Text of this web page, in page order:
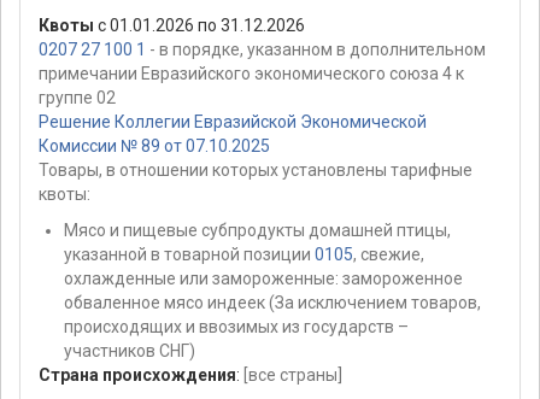
Квоты с 01.01.2026 по 31.12.2026
0207 27 100 1 - в порядке, указанном в дополнительном
примечании Евразийского экономического союза 4 к
группе 02
Решение Коллегии Евразийской Экономической
Комиссии № 89 от 07.10.2025
Товары, в отношении которых установлены тарифные
квоты:
Мясо и пищевые субпродукты домашней птицы,
указанной в товарной позиции 0105, свежие,
охлажденные или замороженные: замороженное
обваленное мясо индеек (За исключением товаров,
происходящих и ввозимых из государств –
участников СНГ)
Страна происхождения: [все страны]